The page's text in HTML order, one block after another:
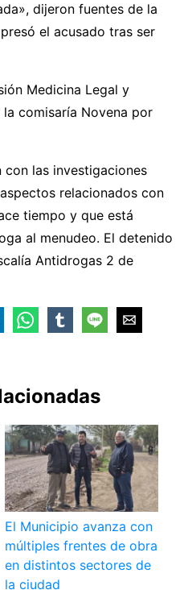
dijeron fuentes de la
el acusado tras ser
Medicina Legal y
comisaría Novena por
con las investigaciones
relacionados con
tiempo y que está
al menudeo. El detenido
Antidrogas 2 de
El Municipio avanza con
múltiples frentes de obra
en distintos sectores de
la ciudad